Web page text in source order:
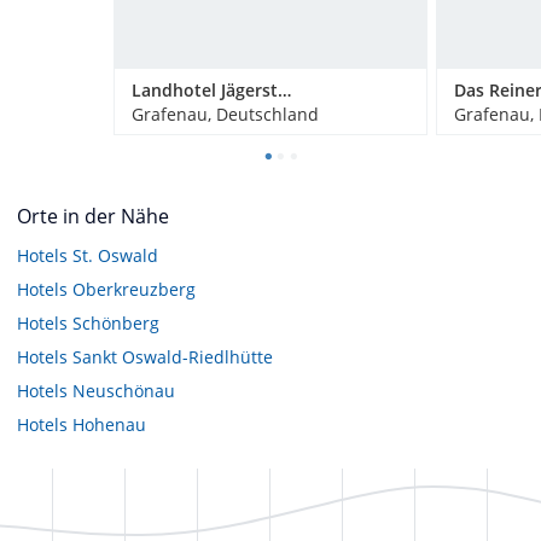
Landhotel Jägerstöckl
Grafenau, Deutschland
Orte in der Nähe
Hotels St. Oswald
Hotels Oberkreuzberg
Hotels Schönberg
Hotels Sankt Oswald-Riedlhütte
Hotels Neuschönau
Hotels Hohenau